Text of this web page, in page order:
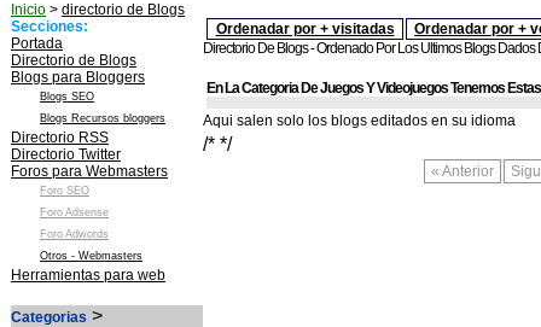
Inicio > directorio de Blogs
Secciones:
Portada
Directorio de Blogs
Blogs para Bloggers
Blogs SEO
Blogs Recursos bloggers
Directorio RSS
Directorio Twitter
Foros para Webmasters
Foro SEO
Foro Adsense
Foro Adwords
Otros - Webmasters
Herramientas para web
Categorias >
Ordenadar por + visitadas
Ordenadar por +
Directorio De Blogs - Ordenado Por Los Ultimos Blogs Dados
En La Categoria De Juegos Y Videojuegos Tenemos
Aqui salen solo los blogs editados en su idioma
/* */
« Anterior